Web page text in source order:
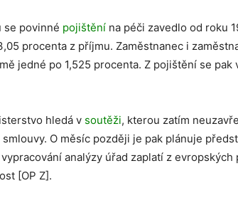
se povinné pojištění na péči zavedlo od roku
procenta z příjmu. Zaměstnanec i
jedné po 1,525 procenta. Z pojištění se
hledá v soutěži, kterou zatím
O měsíc později je pak plánuje
vypracování analýzy úřad zaplatí z
[OP Z].